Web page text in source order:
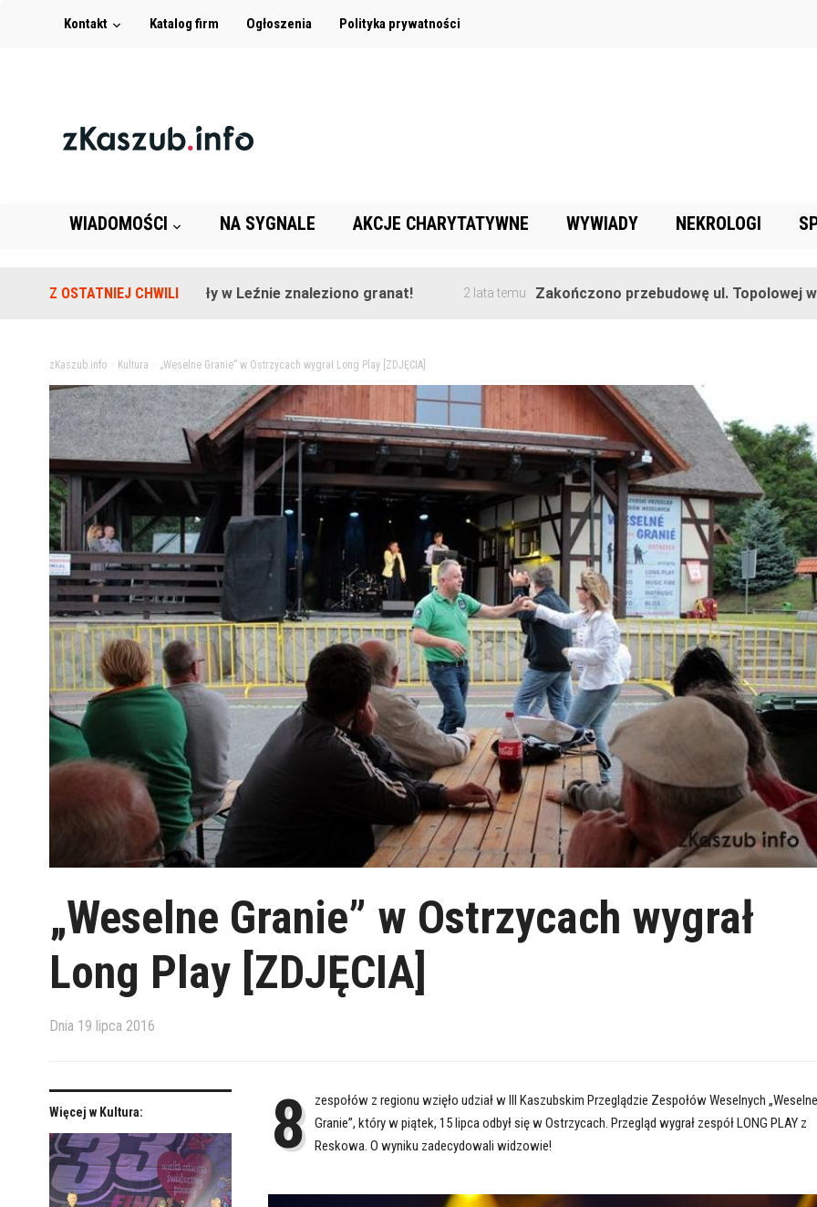
Kontakt Katalog firm Ogłoszenia Polityka prywatności
WIADOMOŚCI NA SYGNALE AKCJE CHARYTATYWNE WYWIADY NEKROLOGI
Z OSTATNIEJ CHWILI
Na terenie szkoły w Leźnie znaleziono granat! 2 lata temu Zakończono przebudowę ul. Topolowej w Goręczynie
zKaszub.info> Kultura „Weselne Granie” w Ostrzycach wygrał Long Play [ZDJĘCIA]
„Weselne Granie” w Ostrzycach wygrał
Long Play [ZDJĘCIA]
Dnia 19 lipca 2016
Więcej w Kultura: 8
zespołów z regionu wzięło udział w III Kaszubskim Przeglądzie Zespołów Weselnych „Weselne
Granie”, który w piątek, 15 lipca odbył się w Ostrzycach. Przegląd wygrał zespół LONG PLAY z
Reskowa. O wyniku zadecydowali widzowie!